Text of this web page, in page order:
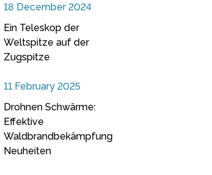
18 December 2024
Ein Teleskop der
Weltspitze auf der
Zugspitze
11 February 2025
Drohnen Schwärme:
Effektive
Waldbrandbekämpfung
Neuheiten